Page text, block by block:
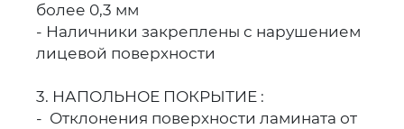
более 0,3 мм
- Наличники закреплены с нарушением
лицевой поверхности
3. НАПОЛЬНОЕ ПОКРЫТИЕ :
- Отклонения поверхности ламината от